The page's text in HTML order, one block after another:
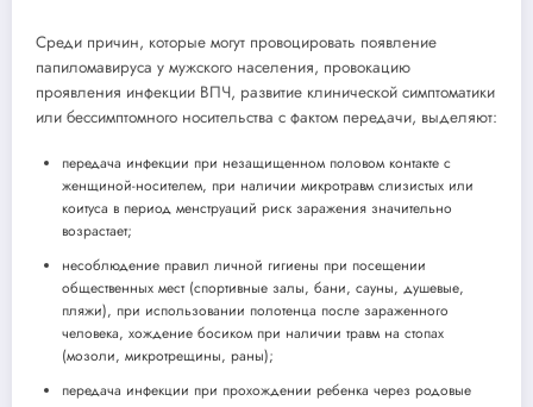
Среди причин, которые могут провоцировать появление
папиломавируса у мужского населения, провокацию
проявления инфекции ВПЧ, развитие клинической симптоматики
или бессимптомного носительства с фактом передачи, выделяют:
передача инфекции при незащищенном половом контакте с
женщиной-носителем, при наличии микротравм слизистых или
коитуса в период менструаций риск заражения значительно
возрастает;
несоблюдение правил личной гигиены при посещении
общественных мест (спортивные залы, бани, сауны, душевые,
пляжи), при использовании полотенца после зараженного
человека, хождение босиком при наличии травм на стопах
(мозоли, микротрещины, раны);
передача инфекции при прохождении ребенка через родовые